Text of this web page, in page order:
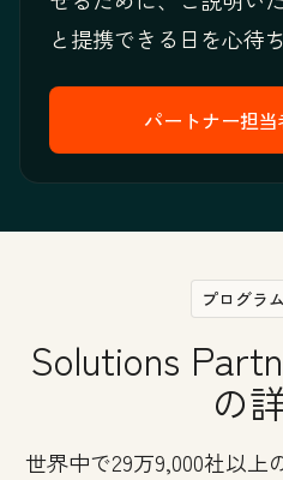
と提携できる日を心待
パートナー担
プログラ
Solutions
の
世界中で29万9,000社以上